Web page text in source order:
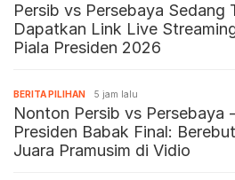
Persib vs Persebaya Sedang
Dapatkan Link Live
Piala Presiden 2026
BERITA PILIHAN 5 jam lalu
Nonton Persib vs Persebaya
Presiden Babak Final:
Juara Pramusim di Vidio